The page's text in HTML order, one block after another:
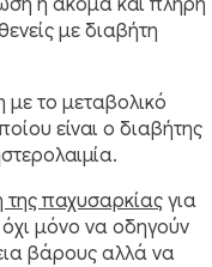
ή ακόμα και πλήρη
με διαβήτη
με το μεταβολικό
είναι ο διαβήτης
της παχυσαρκίας για
μόνο να οδηγούν
βάρους αλλά να